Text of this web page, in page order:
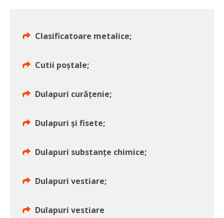
Clasificatoare metalice;
Cutii poștale;
Dulapuri curățenie;
Dulapuri și fisete;
Dulapuri substanțe chimice;
Dulapuri vestiare;
Dulapuri vestiare